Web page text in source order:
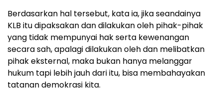
Berdasarkan hal tersebut, kata ia, jika seandainya
KLB itu dipaksakan dan dilakukan oleh pihak-pihak
yang tidak mempunyai hak serta kewenangan
secara sah, apalagi dilakukan oleh dan melibatkan
pihak eksternal, maka bukan hanya melanggar
hukum tapi lebih jauh dari itu, bisa membahayakan
tatanan demokrasi kita.